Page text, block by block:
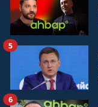
5
6